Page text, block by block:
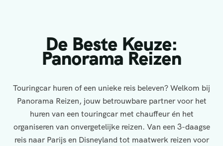
De Beste Keuze:
Panorama Reizen
Touringcar huren of een unieke reis beleven? Welkom bij
Panorama Reizen, jouw betrouwbare partner voor het
huren van een touringcar met chauffeur én het
organiseren van onvergetelijke reizen. Van een 3-daagse
reis naar Parijs en Disneyland tot maatwerk reizen voor